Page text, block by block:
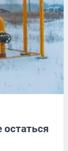
остаться